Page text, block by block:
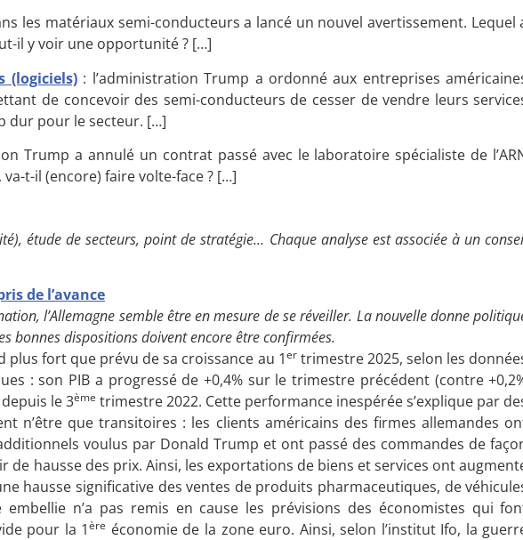
les matériaux semi-conducteurs a lancé un nouvel avertissement. Lequel
il y voir une opportunité ? […]
(logiciels): l’administration Trump a ordonné aux entreprises
de concevoir des semi-conducteurs de cesser de vendre leurs
dur pour le secteur. […]
Trump a annulé un contrat passé avec le laboratoire spécialiste de
va-t-il (encore) faire volte-face ? […]
étude de secteurs, point de stratégie… Chaque analyse est associée à un
de l’avance
l’Allemagne semble être en mesure de se réveiller. La nouvelle donne
bonnes dispositions doivent encore être confirmées.
plus fort que prévu de sa croissance au 1ertrimestre 2025, selon les
: son PIB a progressé de +0,4% sur le trimestre précédent (contre
le 3ème trimestre 2022. Cette performance inespérée s’explique par
n’être que transitoires : les clients américains des firmes allemandes
voulus par Donald Trump et ont passé des commandes de
de hausse des prix. Ainsi, les exportations de biens et services ont
hausse significative des ventes de produits pharmaceutiques, de
embellie n’a pas remis en cause les prévisions des économistes qui
pour la 1ère économie de la zone euro. Ainsi, selon l’institut Ifo, la